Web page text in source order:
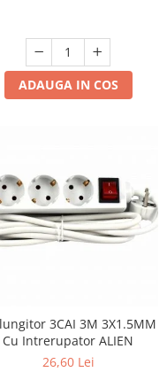
ADAUGA IN COS
3CAI 3M 3X1.5MM
Cu Intrerupator ALIEN
26,60 Lei